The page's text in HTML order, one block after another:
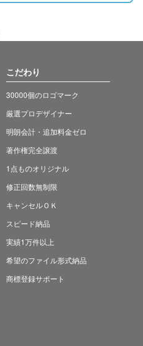
こだわり
30000個のロゴマーク
厳選プロデザイナー
明朗会計・追加料金ゼロ
著作権完全譲渡
1点ものオリジナル
修正回数無制限
キャンセルＯＫ
スピード納品
実績1万件以上
希望のファイル形式納品
商標登録サポート